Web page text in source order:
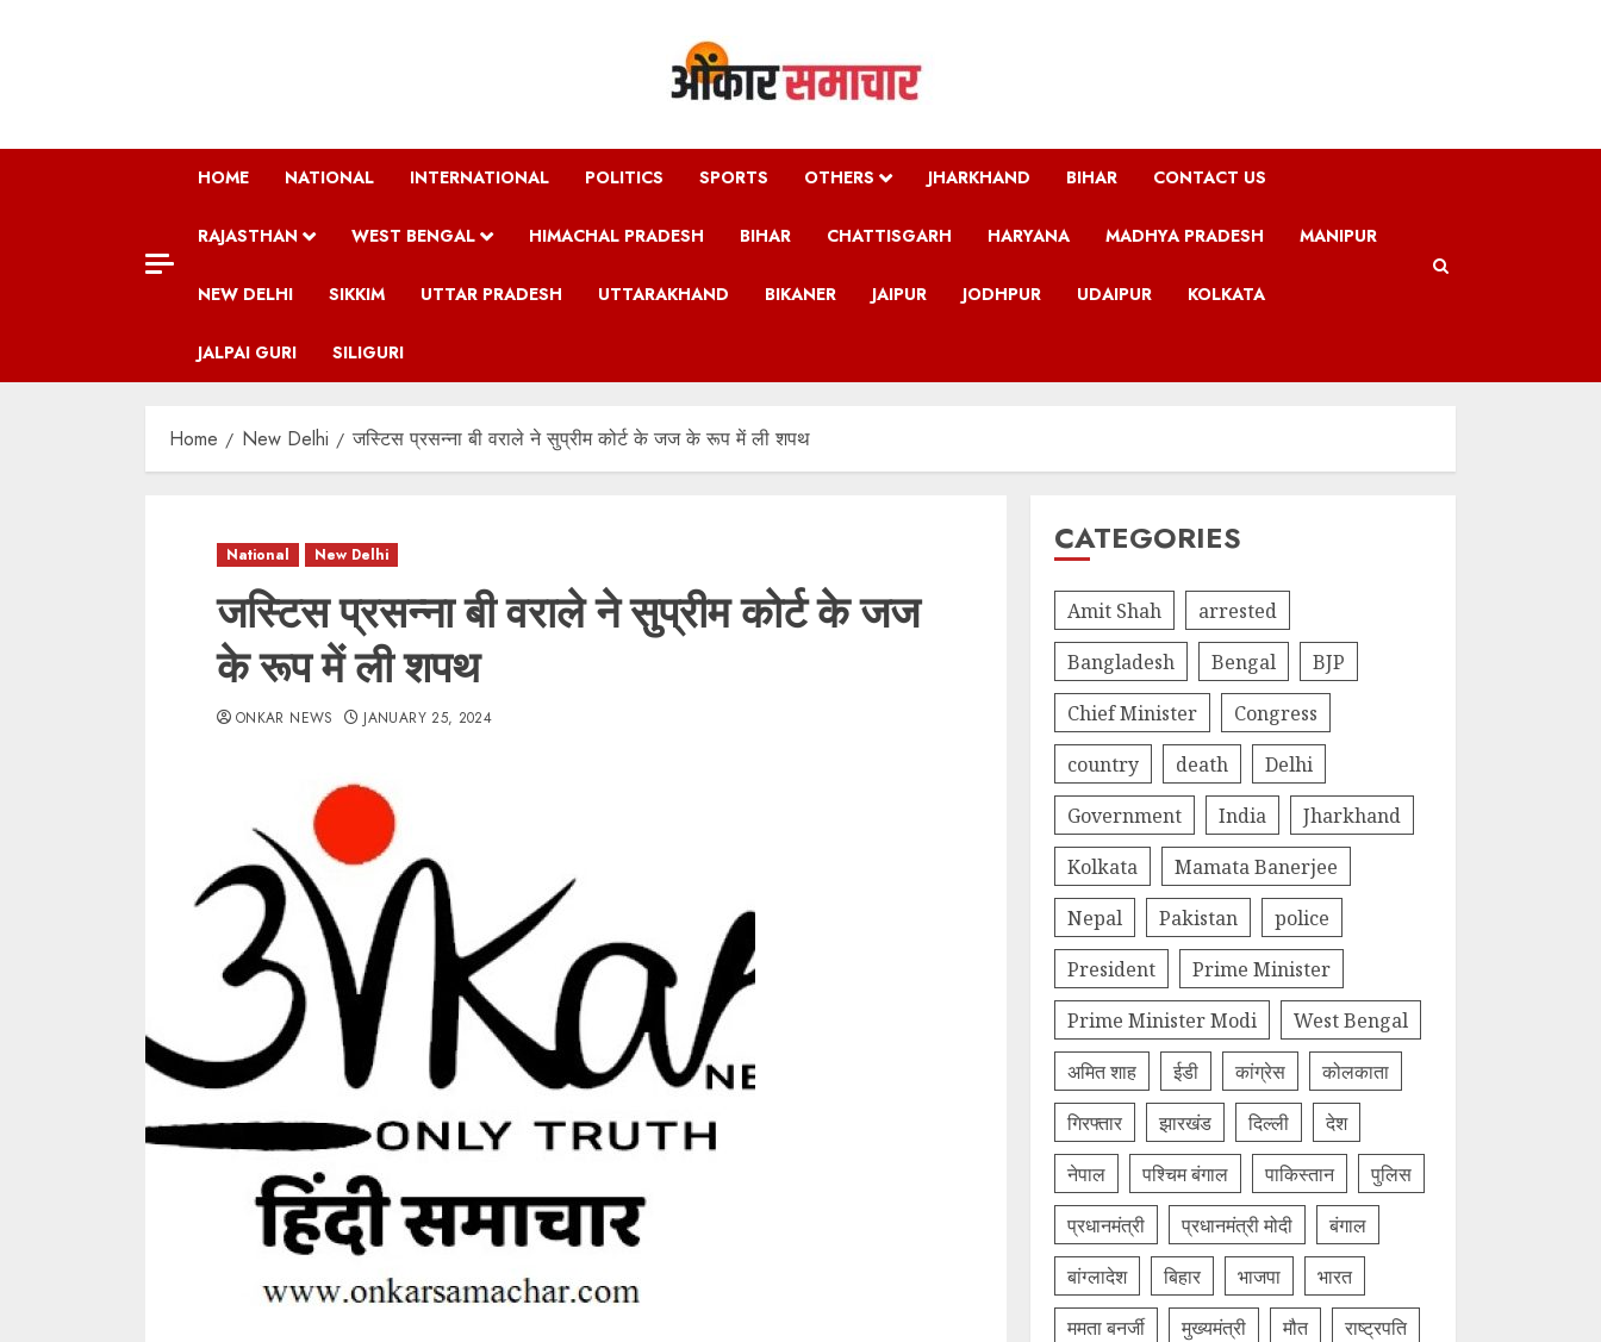
HOME NATIONAL INTERNATIONAL POLITICS SPORTS OTHERS JHARKHAND BIHAR CONTACT US
RAJASTHAN WEST BENGAL HIMACHAL PRADESH BIHAR CHATTISGARH HARYANA MADHYA PRADESH MANIPUR
NEW DELHI SIKKIM UTTAR PRADESH UTTARAKHAND BIKANER JAIPUR JODHPUR UDAIPUR KOLKATA
JALPAI GURI SILIGURI
Home New Delhi जस्टिस प्रसन्ना बी वराले ने सुप्रीम कोर्ट के जज के रूप में ली शपथ
National New Delhi
जस्टिस प्रसन्ना बी वराले ने सुप्रीम कोर्ट के जज
के रूप में ली शपथ
ONKAR NEWS JANUARY 25, 2024
CATEGORIES
Amit Shah
arrested
Bangladesh
Bengal
BJP
Chief Minister
Congress
country
death
Delhi
Government
India
Jharkhand
Kolkata
Mamata Banerjee
Nepal
Pakistan
police
President
Prime Minister
Prime Minister Modi
West Bengal
अमित शाह
ईडी कांग्रेस
कोलकाता
गिरफ्तार
झारखंड दिल्‍ली
देश
नेपाल
पश्चिम बंगाल पाकिस्तान
पुलिस
प्रधानमंत्री
प्रधानमंत्री मोदी
बंगाल
बांग्लादेश
बिहार भाजपा
भारत
ममता बनर्जी
मुख्यमंत्री मौत राष्ट्रपति